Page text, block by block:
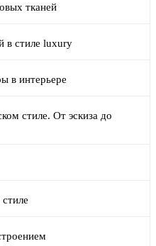
тканей
в стиле luxury
в интерьере
стиле. От эскиза до